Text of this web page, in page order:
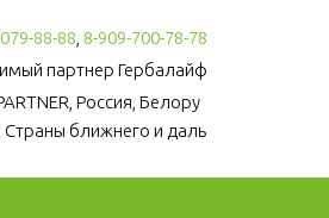
88-88 8-909-700-78-78
партнер Гербалайф
Россия, Белору
Страны ближнего и даль